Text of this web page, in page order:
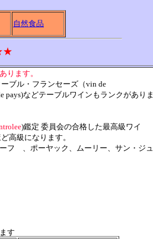
ります。
ブル・フランセーズ（vin de
pays)などテーブルワインもランクがありま
)鑑定 委員会の合格した最高級ワイ
高級になります。
フ 、ポーヤック、ムーリー、サン・ジュ
す
自然食品